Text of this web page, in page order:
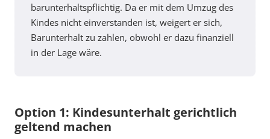
barunterhaltspflichtig. Da er mit dem Umzug des
Kindes nicht einverstanden ist, weigert er sich,
Barunterhalt zu zahlen, obwohl er dazu finanziell
in der Lage wäre.
Option 1: Kindesunterhalt gerichtlich
geltend machen